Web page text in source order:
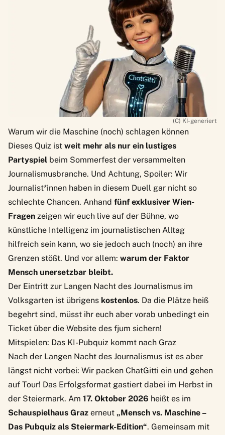
(C) KI-generiert
Warum wir die Maschine (noch) schlagen können
Dieses Quiz ist weit mehr als nur ein lustiges
Partyspiel beim Sommerfest der versammelten
Journalismusbranche. Und Achtung, Spoiler: Wir
Journalist*innen haben in diesem Duell gar nicht so
schlechte Chancen. Anhand fünf exklusiver Wien-
Fragen zeigen wir euch live auf der Bühne, wo
künstliche Intelligenz im journalistischen Alltag
hilfreich sein kann, wo sie jedoch auch (noch) an ihre
Grenzen stößt. Und vor allem: warum der Faktor
Mensch unersetzbar bleibt.
Der Eintritt zur Langen Nacht des Journalismus im
Volksgarten ist übrigens kostenlos. Da die Plätze heiß
begehrt sind, müsst ihr euch aber vorab unbedingt ein
Ticket über die Website des fjum sichern!
Mitspielen: Das KI-Pubquiz kommt nach Graz
Nach der Langen Nacht des Journalismus ist es aber
längst nicht vorbei: Wir packen ChatGitti ein und gehen
auf Tour! Das Erfolgsformat gastiert dabei im Herbst in
der Steiermark. Am 17. Oktober 2026 heißt es im
Schauspielhaus Graz erneut „Mensch vs. Maschine –
Das Pubquiz als Steiermark-Edition“. Gemeinsam mit